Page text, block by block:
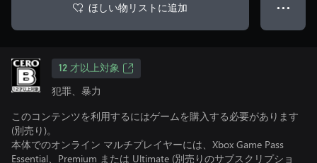
ほしい物リストに追加 ● ● ●
12 才以上対象
犯罪、暴力
このコンテンツを利用するにはゲームを購入する必要があります
(別売り)。
本体でのオンライン マルチプレイヤーには、Xbox Game Pass
Essential、Premium または Ultimate (別売りのサブスクリプショ